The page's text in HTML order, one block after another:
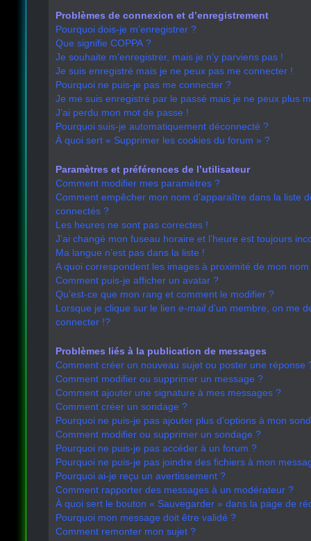
Problèmes de connexion et d’enregistrement
Pourquoi dois-je m’enregistrer ?
Que signifie COPPA ?
Je souhaite m’enregistrer, mais je n’y parviens pas !
Je suis enregistré mais je ne peux pas me connecter !
Pourquoi ne puis-je pas me connecter ?
Je me suis enregistré par le passé mais je ne peux plus
J’ai perdu mon mot de passe !
Pourquoi suis-je automatiquement déconnecté ?
À quoi sert « Supprimer les cookies du forum » ?
Paramètres et préférences de l’utilisateur
Comment modifier mes paramètres ?
Comment empêcher mon nom d’apparaître dans la liste
connectés ?
Les heures ne sont pas correctes !
J’ai changé mon fuseau horaire et l’heure est toujours
Ma langue n’est pas dans la liste !
A quoi correspondent les images à proximité de mon nom
Comment puis-je afficher un avatar ?
Qu’est-ce que mon rang et comment le modifier ?
Lorsque je clique sur le lien e-maild’un membre, on me
connecter !?
Problèmes liés à la publication de messages
Comment créer un nouveau sujet ou poster une réponse
Comment modifier ou supprimer un message ?
Comment ajouter une signature à mes messages ?
Comment créer un sondage ?
Pourquoi ne puis-je pas ajouter plus d’options à mon
Comment modifier ou supprimer un sondage ?
Pourquoi ne puis-je pas accéder à un forum ?
Pourquoi ne puis-je pas joindre des fichiers à mon
Pourquoi ai-je reçu un avertissement ?
Comment rapporter des messages à un modérateur ?
À quoi sert le bouton « Sauvegarder » dans la page de
Pourquoi mon message doit être validé ?
Comment remonter mon sujet ?